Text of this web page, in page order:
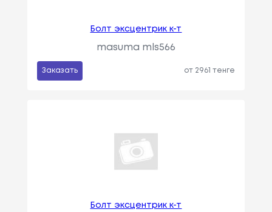
Болт эксцентрик к-т
masuma mls566
Заказать от 2961 тенге
Болт эксцентрик к-т